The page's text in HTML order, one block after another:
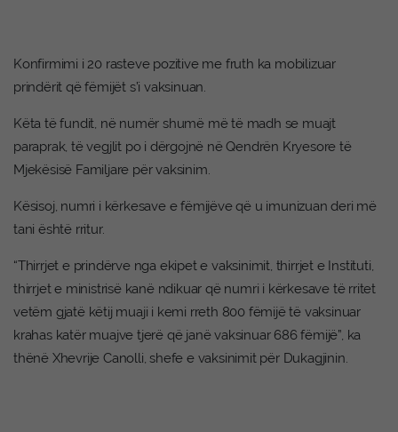
Konfirmimi i 20 rasteve pozitive me fruth ka mobilizuar
prindërit që fëmijët s’i vaksinuan.
Këta të fundit, në numër shumë më të madh se muajt
paraprak, të vegjlit po i dërgojnë në Qendrën Kryesore të
Mjekësisë Familjare për vaksinim.
Kësisoj, numri i kërkesave e fëmijëve që u imunizuan deri më
tani është rritur.
“Thirrjet e prindërve nga ekipet e vaksinimit, thirrjet e Instituti,
thirrjet e ministrisë kanë ndikuar që numri i kërkesave të rritet
vetëm gjatë këtij muaji i kemi rreth 800 fëmijë të vaksinuar
krahas katër muajve tjerë që janë vaksinuar 686 fëmijë”, ka
thënë Xhevrije Canolli, shefe e vaksinimit për Dukagjinin.